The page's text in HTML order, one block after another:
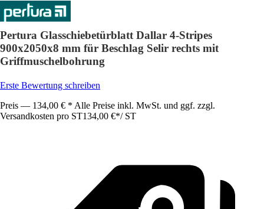
Pertura Glasschiebetürblatt Dallar 4-Stripes
900x2050x8 mm für Beschlag Selir rechts mit
Griffmuschelbohrung
Erste Bewertung schreiben
Preis — 134,00 € * Alle Preise inkl. MwSt. und ggf. zzgl.
Versandkosten pro ST134,00 €*/ ST